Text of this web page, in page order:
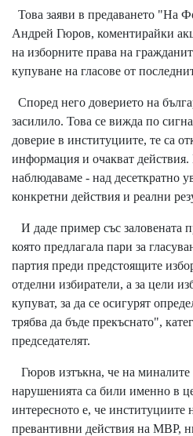
Това заяви в предаването "На
Андрей Гюров, коментирайки
на изборните права на
купуване на гласове от
Според него доверието на
засилило. Това се вижда по
доверие в институциите, те са
информация и очакват
наблюдаваме - над десеткратно
конкретни действия и реални
И даде пример със заловената
която предлагала пари за
партия преди предстоящите
отделни избиратели, а за цели
купуват, за да се осигурят
трябва да бъде прекъснато",
председателят.
Гюров изтъкна, че на миналите
нарушенията са били именно в
интересното е, че институциите
превантивни действия на МВР,